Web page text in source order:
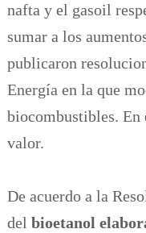
nafta y el gasoil
sumar a los
publicaron
Energía en la que
biocombustibles. En
valor.
De acuerdo a la
del bioetanol